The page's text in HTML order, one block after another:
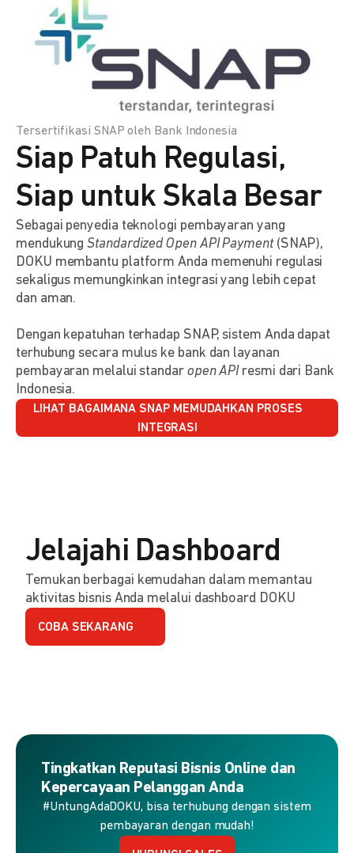
Tersertifikasi SNAP oleh Bank Indonesia
Siap Patuh Regulasi,
Siap untuk Skala Besar
Sebagai penyedia teknologi pembayaran yang
mendukungStandardized Open API Payment(SNAP),
DOKU membantu platform Anda memenuhi regulasi
sekaligus memungkinkan integrasi yang lebih cepat
dan aman.
Dengan kepatuhan terhadap SNAP, sistem Anda dapat
terhubung secara mulus ke bank dan layanan
pembayaran melalui standar open APIresmi dari Bank
Indonesia.
LIHAT BAGAIMANA SNAP MEMUDAHKAN PROSES
INTEGRASI
Jelajahi Dashboard
Temukan berbagai kemudahan dalam memantau
aktivitas bisnis Anda melalui dashboard DOKU
COBA SEKARANG
Tingkatkan Reputasi Bisnis Online dan
Kepercayaan Pelanggan Anda
#UntungAdaDOKU, bisa terhubung dengan sistem
pembayaran dengan mudah!